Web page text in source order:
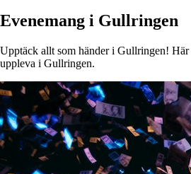
Evenemang i Gullringen
Upptäck allt som händer i Gullringen! Här
uppleva i Gullringen.